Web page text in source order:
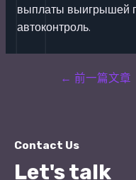
выплаты выигрышей
автоконтроль.
Post← 前一篇文章
Contact Us
Let's talk